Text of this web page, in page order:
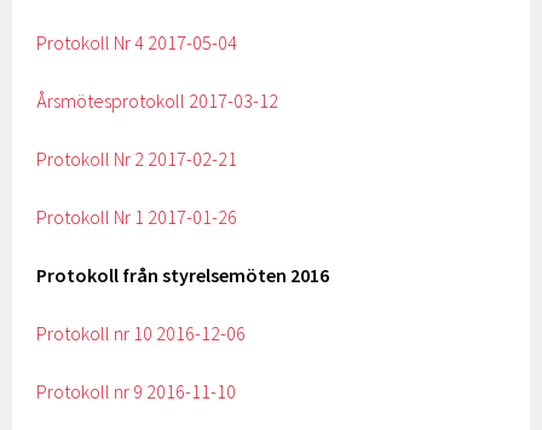
Protokoll Nr 4 2017-05-04
Årsmötesprotokoll 2017-03-12
Protokoll Nr 2 2017-02-21
Protokoll Nr 1 2017-01-26
Protokoll från styrelsemöten 2016
Protokoll nr 10 2016-12-06
Protokoll nr 9 2016-11-10